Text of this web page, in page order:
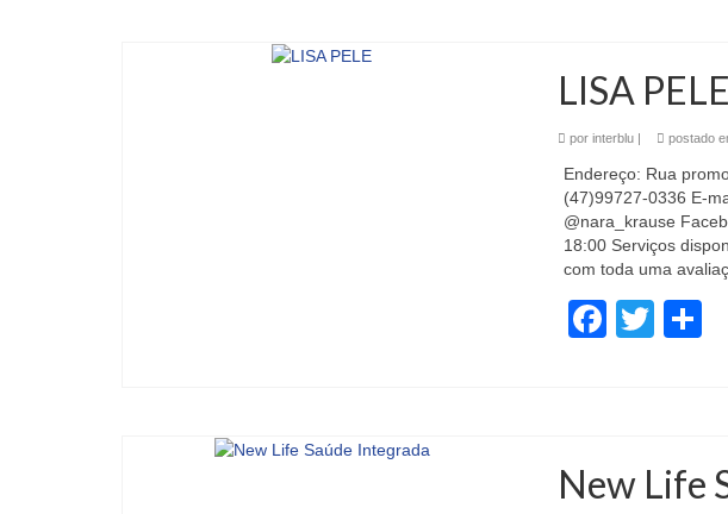
LISA PELE
por interblu| postado
Endereço: Rua
(47)99727-0336 E-
@nara_krause
18:00 Serviços
com toda uma
New Life